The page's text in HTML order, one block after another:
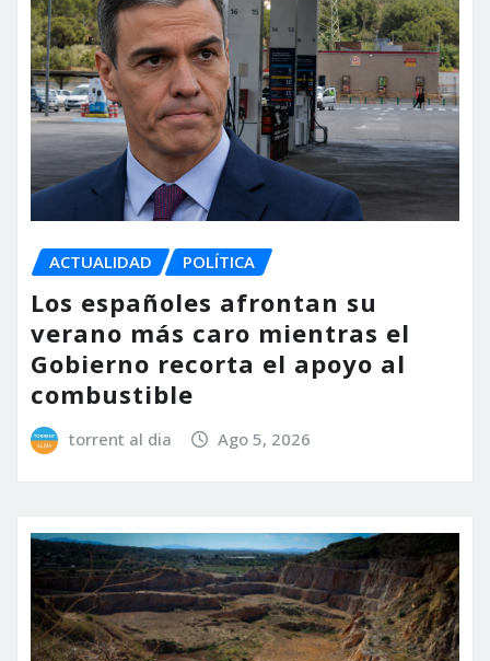
ACTUALIDAD POLÍTICA
Los españoles afrontan su
verano más caro mientras el
Gobierno recorta el apoyo al
combustible
torrent al dia Ago 5, 2026